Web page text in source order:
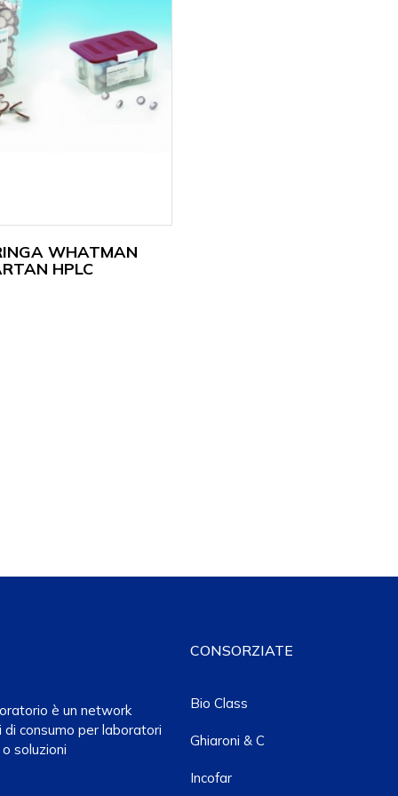
WHATMAN
HPLC
è un network
consumo per laboratori
soluzioni
CONSORZIATE
Bio Class
Ghiaroni & C
Incofar